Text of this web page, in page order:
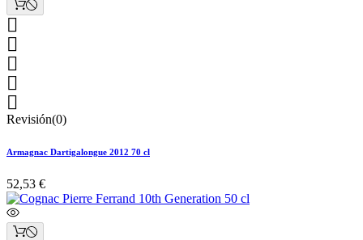





Revisión(0)
Armagnac Dartigalongue 2012 70 cl
52,53 €